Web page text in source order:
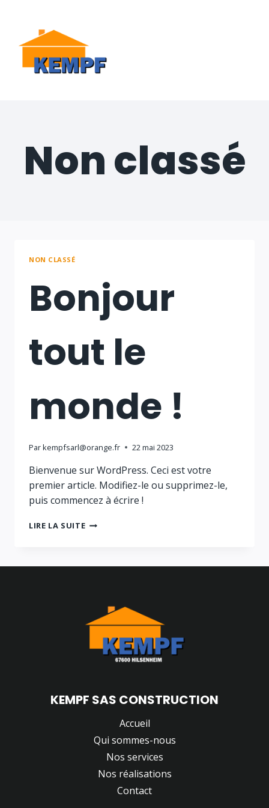
contenu
Non classé
NON CLASSÉ
Bonjour
tout le
monde !
Parkempfsarl@orange.fr 22 mai 2023
Bienvenue sur WordPress. Ceci est votre
premier article. Modifiez-le ou supprimez-le,
puis commencez à écrire !
LIRE LA SUITEBONJOUR
KEMPF SAS CONSTRUCTION
Accueil
Qui sommes-nous
Nos services
Nos réalisations
Contact